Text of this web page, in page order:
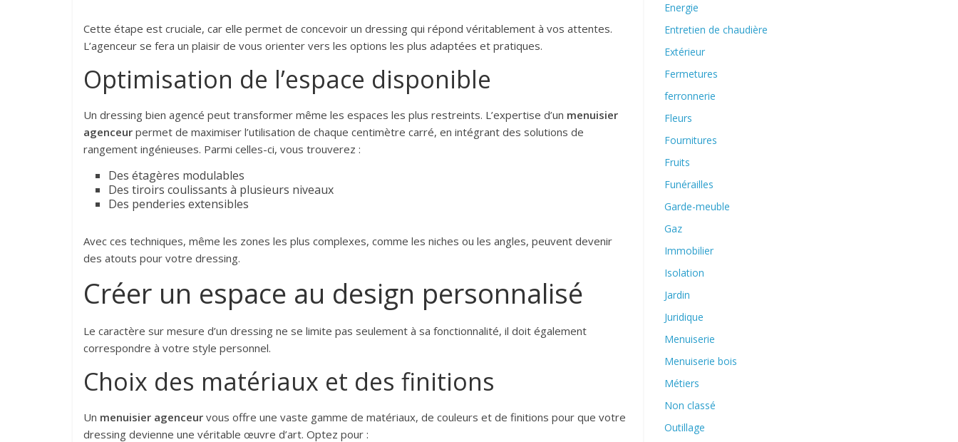
Cette étape est cruciale, car elle permet de concevoir un dressing qui répond véritablement à vos attentes.
L’agenceur se fera un plaisir de vous orienter vers les options les plus adaptées et pratiques.
Optimisation de l’espace disponible
Un dressing bien agencé peut transformer même les espaces les plus restreints. L’expertise d’un menuisier
agenceur permet de maximiser l’utilisation de chaque centimètre carré, en intégrant des solutions de
rangement ingénieuses. Parmi celles-ci, vous trouverez :
Des étagères modulables
Des tiroirs coulissants à plusieurs niveaux
Des penderies extensibles
Avec ces techniques, même les zones les plus complexes, comme les niches ou les angles, peuvent devenir
des atouts pour votre dressing.
Créer un espace au design personnalisé
Le caractère sur mesure d’un dressing ne se limite pas seulement à sa fonctionnalité, il doit également
correspondre à votre style personnel.
Choix des matériaux et des finitions
Un menuisier agenceur vous offre une vaste gamme de matériaux, de couleurs et de finitions pour que votre
dressing devienne une véritable œuvre d’art. Optez pour :
Energie
Entretien de chaudière
Extérieur
Fermetures
ferronnerie
Fleurs
Fournitures
Fruits
Funérailles
Garde-meuble
Gaz
Immobilier
Isolation
Jardin
Juridique
Menuiserie
Menuiserie bois
Métiers
Non classé
Outillage